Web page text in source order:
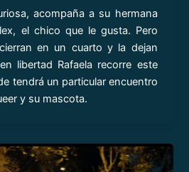
acompaña a su hermana
el chico que le gusta. Pero
en un cuarto y la dejan
libertad Rafaela recorre este
tendrá un particular encuentro
y su mascota.